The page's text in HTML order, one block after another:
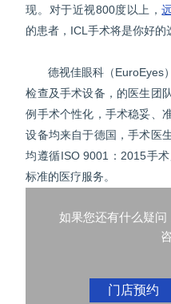
现。对于近视800度以上，
的患者，ICL手术将是你好的
德视佳眼科（EuroEyes）
检查及手术设备，的医生团
例手术个性化，手术稳妥、
设备均来自于德国，手术医
均遵循ISO 9001：2015手
标准的医疗服务。
如果您还有什么疑
门店预约